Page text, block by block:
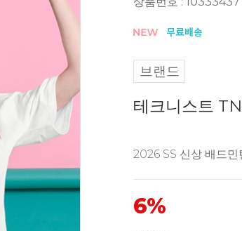
브랜드
테크니스트
2026 SS 신상 배드민
6%